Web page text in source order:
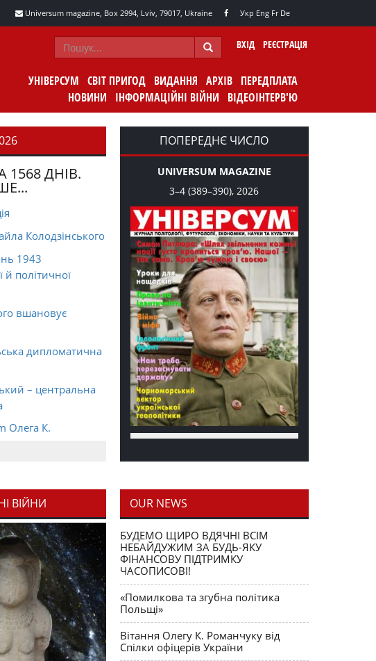
Universum magazine, Box 2994, Lviv, 79017, Ukraine Укр Eng Fr De
ВХІД РЕЄСТРАЦІЯ
УНІВЕРСУМ СВІТ ПРИГОД ВИДАННЯ АРХІВ ПЕРЕДПЛАТА
НОВИНИ
ІНФОРМАЦІЙНІ ВІЙНИ ВІДЕОІНТЕРВ'Ю
ДНІВ.
Колодзінського
1943
й політичної
вшановує
дипломатична
– центральна
Олега К.
як уособлення
ПОПЕРЕДНЄ ЧИСЛО
UNIVERSUM MAGAZINE
3–4 (389–390), 2026
ВІЙНИ OUR NEWS
БУДЕМО ЩИРО ВДЯЧНІ ВСІМ
НЕБАЙДУЖИМ ЗА БУДЬ-ЯКУ
ФІНАНСОВУ ПІДТРИМКУ
ЧАСОПИСОВІ!
«Помилкова та згубна політика
Польщі»
Вітання Олегу К. Романчуку від
Спілки офіцерів України